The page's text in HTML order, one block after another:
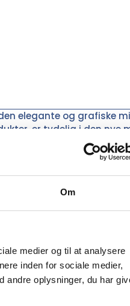
Om
medier og til at analysere
inden for sociale medier,
andre oplysninger, du har
elegante og grafiske
er tydelig i den nye
stor
lille abe. Den
skaber
Eller til
smil og stil med sin